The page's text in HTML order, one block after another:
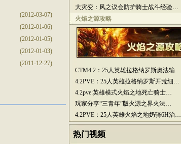
(2012-03-07)
(2012-01-06)
(2012-01-05)
(2012-01-03)
(2011-12-27)
大灾变：风之议会防护骑士战斗经验…
火焰之源攻略
CTM4.2：25人英雄拉格纳罗斯奥法输…
4.2PVE：25人英雄拉格纳罗斯开荒细…
4.2pve:英雄模式火焰之地死亡骑士…
玩家分享“三青年”版火源之界火法…
4.2PVE：25人英雄火焰之地奶骑6H治…
热门视频